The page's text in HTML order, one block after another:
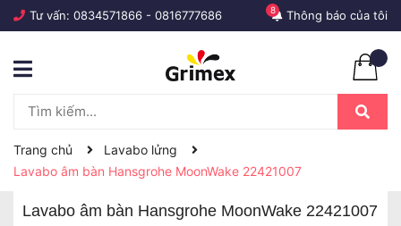
Tư vấn: 0834571866 - 0816777686 Thông báo của tôi
8
Trang chủ
Lavabo lửng
Lavabo âm bàn Hansgrohe MoonWake 22421007
Lavabo âm bàn Hansgrohe MoonWake 22421007